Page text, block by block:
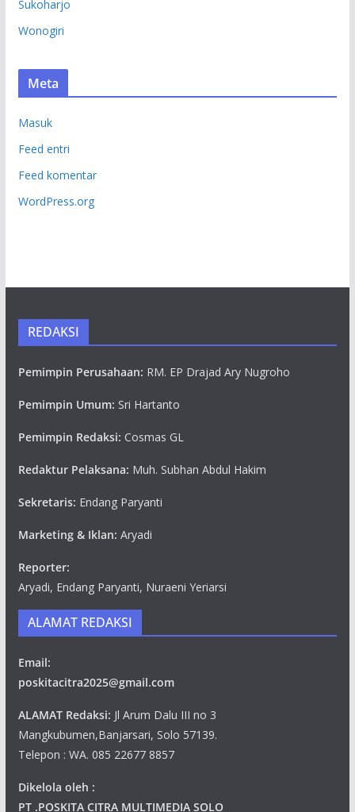
Sukoharjo
Wonogiri
Meta
Masuk
Feed entri
Feed komentar
WordPress.org
REDAKSI
Pemimpin Perusahaan: RM. EP Drajad Ary Nugroho
Pemimpin Umum: Sri Hartanto
Pemimpin Redaksi: Cosmas GL
Redaktur Pelaksana: Muh. Subhan Abdul Hakim
Sekretaris: Endang Paryanti
Marketing & Iklan: Aryadi
Reporter:
Aryadi, Endang Paryanti, Nuraeni Yeriarsi
ALAMAT REDAKSI
Email:
poskitacitra2025@gmail.com
ALAMAT Redaksi: Jl Arum Dalu III no 3
Mangkubumen,Banjarsari, Solo 57139.
Telepon : WA. 085 22677 8857
Dikelola oleh :
PT .POSKITA CITRA MULTIMEDIA SOLO